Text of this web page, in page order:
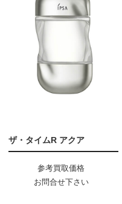
ザ・タイムR アクア
参考買取価格
お問合せ下さい